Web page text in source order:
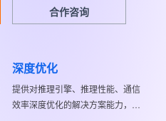
合作咨询
深度优化
提供对推理引擎、推理性能、通信
效率深度优化的解决方案能力，为